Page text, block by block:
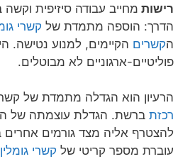
רישות מחייב עבודה סיזיפית
הדרך: הוספה מתמדת של קשרי
הקשרים הקיימים, למנוע נטישה.
פוליטיים-ארגוניים לא מבוטלים.
הרעיון הוא הגדלה מתמדת של קשרי
רכזת ברשת. הגדלת עוצמתה של
להצטרף אליה מצד גורמים אחרים
עוברת מספר קריטי של קשרי גומלין